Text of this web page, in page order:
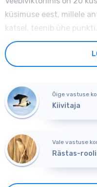
küsimuse eest, millele
katsel, teenib ühe punkti.
Viktoriini eesmärgiks on
piiril asuva Peipsi järve
Kui soovid koguda uusi
HARJUTUSVIKTORIIN
Õppeviktoriinis saad
katsel aga 1 punkti.
Kui soovid sõbraga
Õige vastuse
Kiivitaja
Vale vastuse
Rästas-